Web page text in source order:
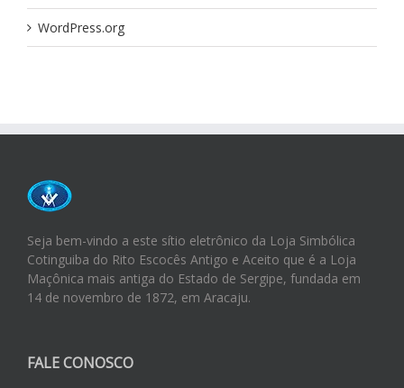
WordPress.org
Seja bem-vindo a este sítio eletrônico da Loja Simbólica
Cotinguiba do Rito Escocês Antigo e Aceito que é a Loja
Maçônica mais antiga do Estado de Sergipe, fundada em
14 de novembro de 1872, em Aracaju.
FALE CONOSCO